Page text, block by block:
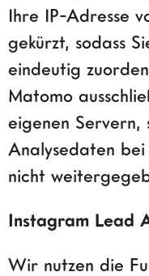
Ihre IP-Adresse
gekürzt, sodass
eindeutig
Matomo
eigenen Servern,
Analysedaten
nicht
Instagram Lead
Wir nutzen die